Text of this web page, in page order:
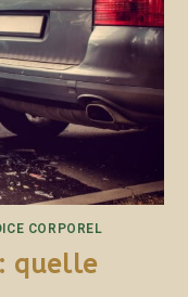
CORPOREL
quelle